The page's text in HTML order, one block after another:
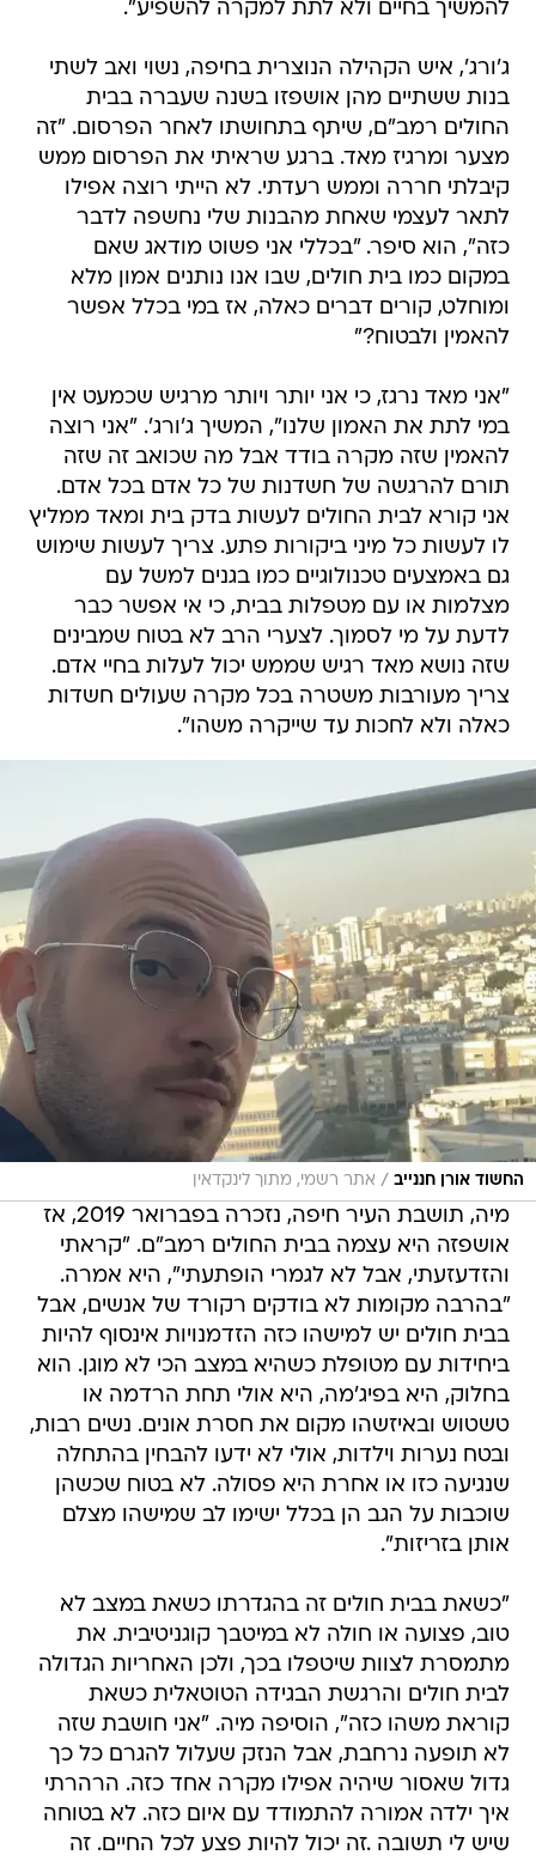
להמשיך בחיים ולא לתת למקרה להשפיע".
ג'ורג', איש הקהילה הנוצרית בחיפה, נשוי ואב לשתי
בנות ששתיים מהן אושפזו בשנה שעברה בבית
החולים רמב"ם, שיתף בתחושתו לאחר הפרסום. "זה
מצער ומרגיז מאד. ברגע שראיתי את הפרסום ממש
קיבלתי חררה וממש רעדתי. לא הייתי רוצה אפילו
לתאר לעצמי שאחת מהבנות שלי נחשפה לדבר
כזה", הוא סיפר. "בכללי אני פשוט מודאג שאם
במקום כמו בית חולים, שבו אנו נותנים אמון מלא
ומוחלט, קורים דברים כאלה, אז במי בכלל אפשר
להאמין ולבטוח?"
"אני מאד נרגז, כי אני יותר ויותר מרגיש שכמעט אין
במי לתת את האמון שלנו", המשיך ג'ורג'. "אני רוצה
להאמין שזה מקרה בודד אבל מה שכואב זה שזה
תורם להרגשה של חשדנות של כל אדם בכל אדם.
אני קורא לבית החולים לעשות בדק בית ומאד ממליץ
לו לעשות כל מיני ביקורות פתע. צריך לעשות שימוש
גם באמצעים טכנולוגיים כמו בגנים למשל עם
מצלמות או עם מטפלות בבית, כי אי אפשר כבר
לדעת על מי לסמוך. לצערי הרב לא בטוח שמבינים
שזה נושא מאד רגיש שממש יכול לעלות בחיי אדם.
צריך מעורבות משטרה בכל מקרה שעולים חשדות
כאלה ולא לחכות עד שייקרה משהו".
החשוד אורן חננייב / אתר רשמי, מתוך לינקדאין
מיה, תושבת העיר חיפה, נזכרה בפברואר 2019, אז
אושפזה היא עצמה בבית החולים רמב"ם. "קראתי
והזדעזעתי, אבל לא לגמרי הופתעתי", היא אמרה.
"בהרבה מקומות לא בודקים רקורד של אנשים, אבל
בבית חולים יש למישהו כזה הזדמנויות אינסוף להיות
ביחידות עם מטופלת כשהיא במצב הכי לא מוגן. הוא
בחלוק, היא בפיג'מה, היא אולי תחת הרדמה או
טשטוש ובאיזשהו מקום את חסרת אונים. נשים רבות,
ובטח נערות וילדות, אולי לא ידעו להבחין בהתחלה
שנגיעה כזו או אחרת היא פסולה. לא בטוח שכשהן
שוכבות על הגב הן בכלל ישימו לב שמישהו מצלם
אותן בזריזות".
"כשאת בבית חולים זה בהגדרתו כשאת במצב לא
טוב, פצועה או חולה לא במיטבך קוגניטיבית. את
מתמסרת לצוות שיטפלו בכך, ולכן האחריות הגדולה
לבית חולים והרגשת הבגידה הטוטאלית כשאת
קוראת משהו כזה", הוסיפה מיה. "אני חושבת שזה
לא תופעה נרחבת, אבל הנזק שעלול להגרם כל כך
גדול שאסור שיהיה אפילו מקרה אחד כזה. הרהרתי
איך ילדה אמורה להתמודד עם איום כזה. לא בטוחה
שיש לי תשובה .זה יכול להיות פצע לכל החיים. זה